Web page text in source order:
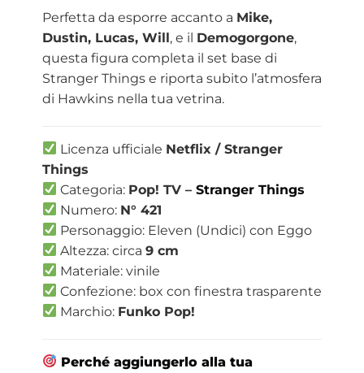
Perfetta da esporre accanto a Mike,
Dustin, Lucas, Will, e il Demogorgone,
questa figura completa il set base di
Stranger Things e riporta subito l’atmosfera
di Hawkins nella tua vetrina.
Licenza ufficiale Netflix / Stranger
Things
Categoria: Pop! TV –Stranger Things
Numero: N° 421
Personaggio: Eleven (Undici) con Eggo
Altezza: circa9 cm
Materiale: vinile
Confezione: box con finestra trasparente
Marchio: Funko Pop!
Perché aggiungerlo alla tua